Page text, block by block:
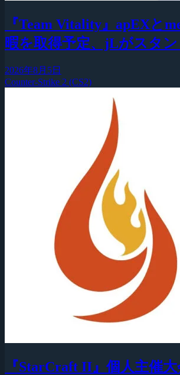
『Team Vitality』apEXと
暇を取得予定、jLがスタ
2026年8月5日
Counter-Strike 2 (CS2)
『StarCraft II』個人主催